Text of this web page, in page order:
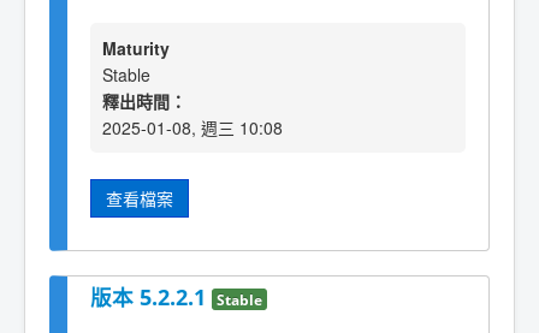
Maturity
Stable
釋出時間：
2025-01-08, 週三 10:08
查看檔案
版本 5.2.2.1 Stable